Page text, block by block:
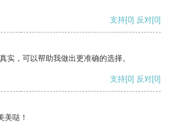
支持[0] 反对[0]
实，可以帮助我做出更准确的选择。
支持[0] 反对[0]
美哒！